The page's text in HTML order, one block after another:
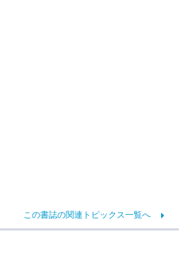
この書誌の関連トピックス一覧へ